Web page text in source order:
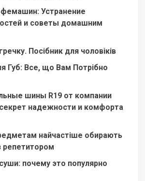
Устранение
и советы домашним
Посібник для чоловіків
Губ: Все, що Вам Потрібно
шины R19 от компании
надежности и комфорта
найчастіше обирають
репетитором
почему это популярно